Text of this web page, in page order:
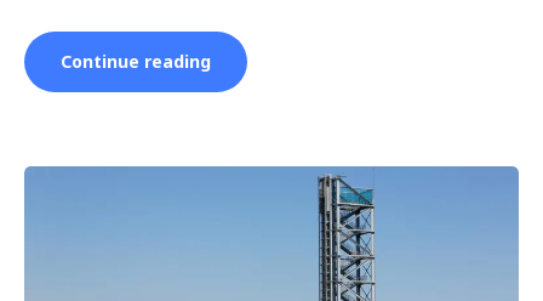
Continue reading“Plages